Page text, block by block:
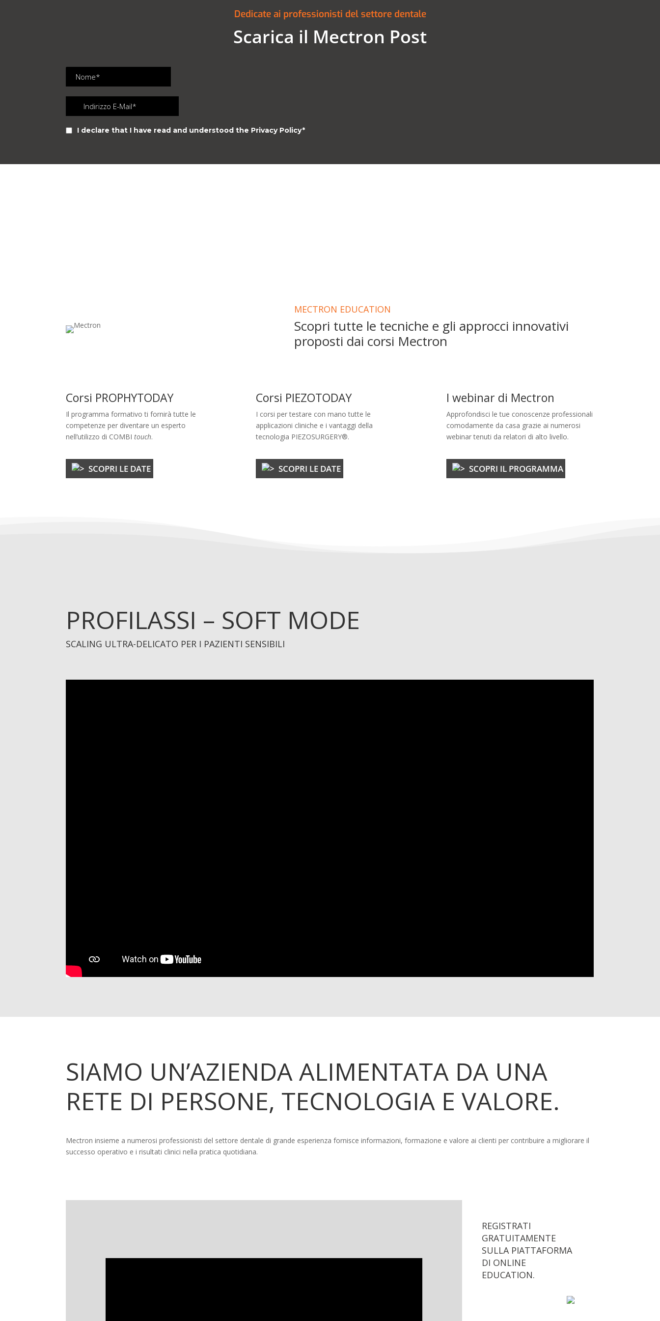
Dedicate ai professionisti del settore dentale
Scarica il Mectron Post
MECTRON EDUCATION
Scopri tutte le tecniche e gli approcci innovativi
proposti dai corsi Mectron
Corsi PROPHYTODAY
Il programma formativo ti fornirà tutte le
competenze per diventare un esperto
nell’utilizzo di COMBI touch.
SCOPRI LE DATE
Corsi PIEZOTODAY
I corsi per testare con mano tutte le
applicazioni cliniche e i vantaggi della
tecnologia PIEZOSURGERY®.
SCOPRI LE DATE
I webinar di Mectron
Approfondisci le tue conoscenze professionali
comodamente da casa grazie ai numerosi
webinar tenuti da relatori di alto livello.
SCOPRI IL PROGRAMMA
PROFILASSI – SOFT MODE
SCALING ULTRA-DELICATO PER I PAZIENTI SENSIBILI
SIAMO UN’AZIENDA ALIMENTATA DA UNA
RETE DI PERSONE, TECNOLOGIA E VALORE.
Mectron insieme a numerosi professionisti del settore dentale di grande esperienza fornisce informazioni, formazione e valore ai clienti per contribuire a migliorare il
successo operativo e i risultati clinici nella pratica quotidiana.
REGISTRATI
GRATUITAMENTE
SULLA PIATTAFORMA
DI ONLINE
EDUCATION.